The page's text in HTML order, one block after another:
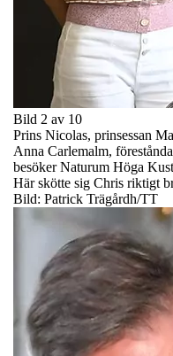
Bild 2 av 10
Prins Nicolas, prinsessan
Anna Carlemalm,
besöker Naturum Höga
Här skötte sig Chris riktigt
Bild: Patrick Trägårdh/TT